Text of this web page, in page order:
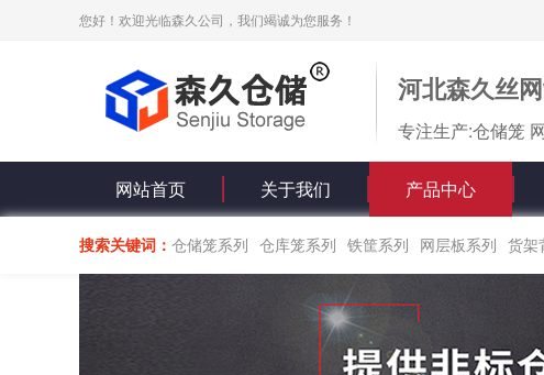
您好！欢迎光临森久公司，我们竭诚为您服务！
河北森久丝
专注生产:仓储笼
网站首页 关于我们 产品中心
搜索关键词： 仓储笼系列 仓库笼系列 铁筐系列 网层板系列 货架